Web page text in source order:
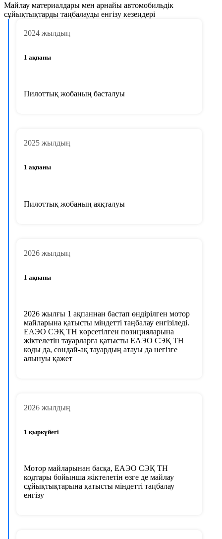
Майлау материалдары мен арнайы автомобильдік
сұйықтықтарды таңбалауды енгізу кезеңдері
2024 жылдың
1 ақпаны
Пилоттық жобаның басталуы
2025 жылдың
1 ақпаны
Пилоттық жобаның аяқталуы
2026 жылдың
1 ақпаны
2026 жылғы 1 ақпаннан бастап өндірілген мотор
майларына қатысты міндетті таңбалау енгізіледі.
ЕАЭО СЭҚ ТН көрсетілген позицияларына
жіктелетін тауарларға қатысты ЕАЭО СЭҚ ТН
коды да, сондай-ақ тауардың атауы да негізге
алынуы қажет
2026 жылдың
1 қыркүйегі
Мотор майларынан басқа, ЕАЭО СЭҚ ТН
кодтары бойынша жіктелетін өзге де майлау
сұйықтықтарына қатысты міндетті таңбалау
енгізу